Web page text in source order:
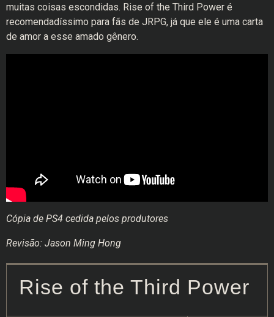
muitas coisas escondidas. Rise of the Third Power é
recomendadíssimo para fãs de JRPG, já que ele é uma carta
de amor a esse amado gênero.
Cópia de PS4 cedida pelos produtores
Revisão: Jason Ming Hong
Rise of the Third Power